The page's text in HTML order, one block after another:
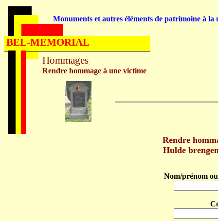
Rendre
Hulde
Nom/prénom
Hommages
Rendre hommage à une victime
Monuments et autres éléments de patrimoine à la
BEL-MEMORIAL